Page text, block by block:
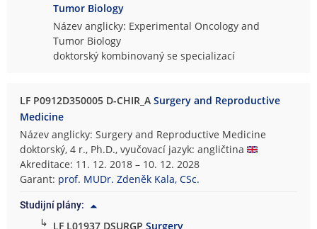
Tumor Biology
Název anglicky: Experimental Oncology and
Tumor Biology
doktorský kombinovaný se specializací
LF P0912D350005 D-CHIR_ASurgery and Reproductive
Medicine
Název anglicky: Surgery and Reproductive Medicine
doktorský, 4 r., Ph.D., vyučovací jazyk: angličtina
Akreditace: 11. 12. 2018 – 10. 12. 2028
Garant: prof. MUDr. Zdeněk Kala, CSc.
Studijní plány:
↳ LF L01937 DSURGPSurgery